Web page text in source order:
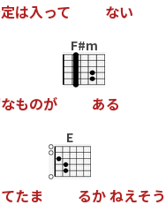
定は入って ない
なものが
F#m
ある
てたま
E
るかねえそう